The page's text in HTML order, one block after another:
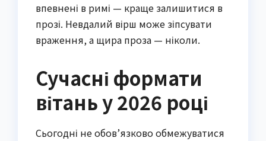
впевнені в римі — краще залишитися в
прозі. Невдалий вірш може зіпсувати
враження, а щира проза — ніколи.
Сучасні формати
вітань у 2026 році
Сьогодні не обов’язково обмежуватися